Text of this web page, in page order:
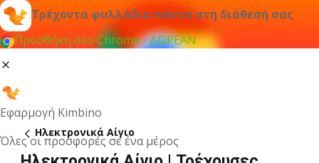
Τρέχοντα φυλλάδια πάντα στη διάθεσή σας
Προσθήκη στο Chrome - ΔΩΡΕΑΝ
Εφαρμογή Kimbino
Όλες οι προσφορές σε ένα μέρος
Hλεκτρονικά Αίγιο